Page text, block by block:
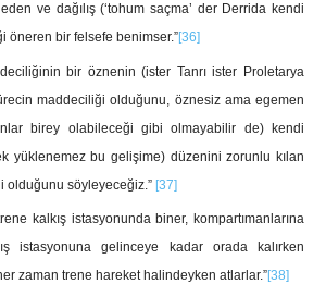
ve dağılış (‘tohum saçma’ der Derrida kendi
öneren bir felsefe benimser.”[36]
bir öznenin (ister Tanrı ister Proletarya
maddeciliği olduğunu, öznesiz ama egemen
birey olabileceği gibi olmayabilir de) kendi
yüklenemez bu gelişime) düzenini zorunlu kılan
olduğunu söyleyeceğiz.”[37]
kalkış istasyonunda biner, kompartımanlarına
istasyonuna gelinceye kadar orada kalırken
zaman trene hareket halindeyken atlarlar.”[38]